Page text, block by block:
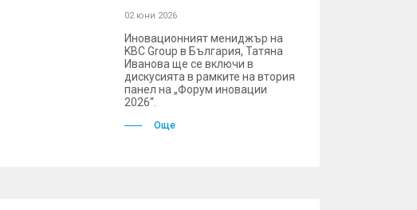
02 юни 2026
Иновационният мениджър на
KBC Group в България, Татяна
Иванова ще се включи в
дискусията в рамките на втория
панел на „Форум иновации
2026“.
Още